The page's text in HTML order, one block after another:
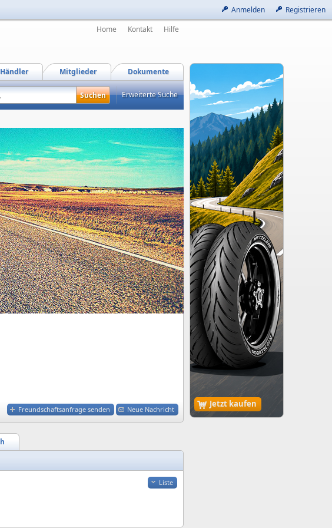
Anmelden Registrieren
Jetzt kaufen
Home Kontakt Hilfe
Dokumente
Mitglieder
Händler
Erweiterte Suche
Freundschaftsanfrage senden Neue Nachricht
Liste